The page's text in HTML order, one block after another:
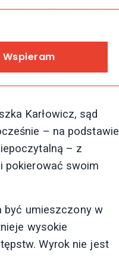
Wspieram
Karłowicz, sąd
– na podstawie
– z
pokierować swoim
być umieszczony w
wysokie
Wyrok nie jest